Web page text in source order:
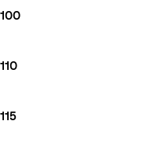
100
110
115